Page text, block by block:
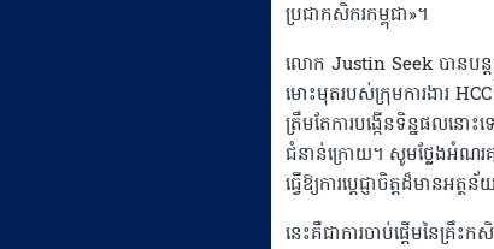
ប្រជាកសិករកម្ពុជា»។
លោក Justin Seek បានបន្ត
មោះមុតរបស់ក្រុមការងារ
ត្រឹមតែការបង្កើនទិន្នផលនោះ
ជំនាន់ក្រោយ។ សូមថ្លែងអំណរ
ធ្វើឱ្យការប្តេជ្ញាចិត្តដ៏មានអត្
នេះគឺជាការចាប់ផ្តើមនៃគ្រឹះ